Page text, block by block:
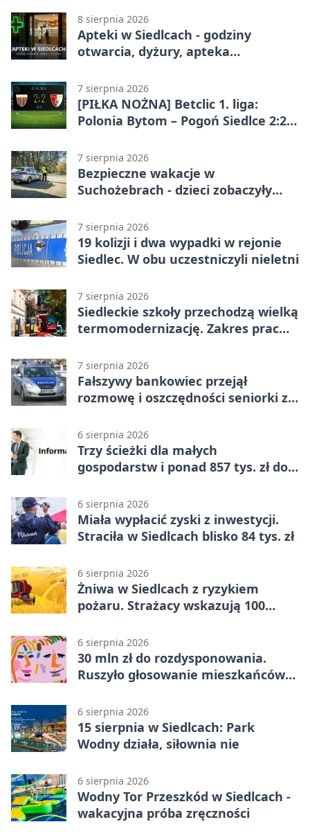
8 sierpnia 2026
Apteki w Siedlcach - godziny
otwarcia, dyżury, apteka
7 sierpnia 2026
[PIŁKA NOŻNA] Betclic 1. liga:
Polonia Bytom – Pogoń Siedlce 2:2.
emocjonującej końcówce
7 sierpnia 2026
Bezpieczne wakacje w
Suchożebrach - dzieci zobaczyły
7 sierpnia 2026
19 kolizji i dwa wypadki w rejonie
Siedlec. W obu uczestniczyli nieletni
7 sierpnia 2026
Siedleckie szkoły przechodzą wielką
termomodernizację. Zakres prac
7 sierpnia 2026
Fałszywy bankowiec przejął
rozmowę i oszczędności seniorki z
6 sierpnia 2026
Trzy ścieżki dla małych
gospodarstw i ponad 857 tys. zł do
6 sierpnia 2026
Miała wypłacić zyski z inwestycji.
Straciła w Siedlcach blisko 84 tys. zł
6 sierpnia 2026
Żniwa w Siedlcach z ryzykiem
pożaru. Strażacy wskazują 100
6 sierpnia 2026
30 mln zł do rozdysponowania.
Ruszyło głosowanie mieszkańców
6 sierpnia 2026
15 sierpnia w Siedlcach: Park
Wodny działa, siłownia nie
6 sierpnia 2026
Wodny Tor Przeszkód w Siedlcach -
wakacyjna próba zręczności